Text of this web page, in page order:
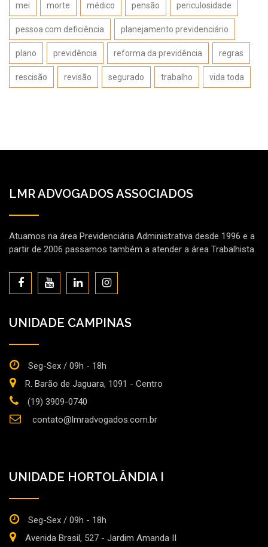
mei morte médico pensão periculosidade
pessoa com deficiência planejamento previdenciário
plano previdência reforma da previdência regras
rescisão revisão segurado trabalho vida toda
LMR ADVOGADOS ASSOCIADOS
Atuamos na área Previdenciária Administrativa desde 1996 e a
partir de 2006 passamos também a atender a área Trabalhista.
UNIDADE CAMPINAS
Seg-Sex / 09h - 18h
R. Barão de Jaguara, 1091 - Centro
(19) 3909-0740
contato@lmradvogados.com.br
UNIDADE HORTOLÂNDIA I
Seg-Sex / 09h - 18h
Avenida Brasil, 527 - Jardim Amanda II